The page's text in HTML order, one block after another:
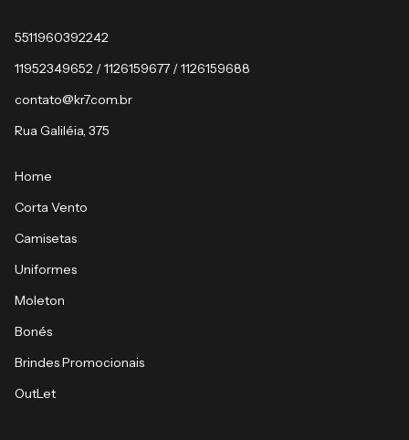
5511960392242
11952349652 / 1126159677 / 1126159688
contato@kr7.com.br
Rua Galiléia, 375
Home
Corta Vento
Camisetas
Uniformes
Moleton
Bonés
Brindes Promocionais
OutLet